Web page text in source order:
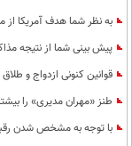
به نظر شما هدف آمریکا از
پیش بینی شما از نتیجه
قوانین کنونی ازدواج و
طنز «مهران مدیری» را
با توجه به مشخص شدن